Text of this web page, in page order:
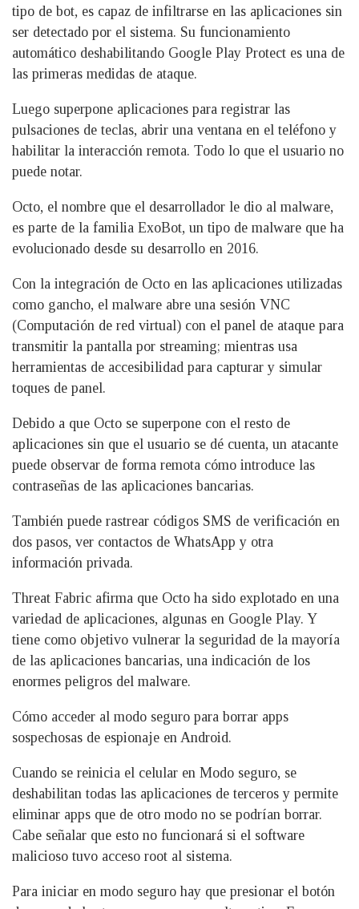
tipo de bot, es capaz de infiltrarse en las aplicaciones sin
ser detectado por el sistema. Su funcionamiento
automático deshabilitando Google Play Protect es una de
las primeras medidas de ataque.
Luego superpone aplicaciones para registrar las
pulsaciones de teclas, abrir una ventana en el teléfono y
habilitar la interacción remota. Todo lo que el usuario no
puede notar.
Octo, el nombre que el desarrollador le dio al malware,
es parte de la familia ExoBot, un tipo de malware que ha
evolucionado desde su desarrollo en 2016.
Con la integración de Octo en las aplicaciones utilizadas
como gancho, el malware abre una sesión VNC
(Computación de red virtual) con el panel de ataque para
transmitir la pantalla por streaming; mientras usa
herramientas de accesibilidad para capturar y simular
toques de panel.
Debido a que Octo se superpone con el resto de
aplicaciones sin que el usuario se dé cuenta, un atacante
puede observar de forma remota cómo introduce las
contraseñas de las aplicaciones bancarias.
También puede rastrear códigos SMS de verificación en
dos pasos, ver contactos de WhatsApp y otra
información privada.
Threat Fabric afirma que Octo ha sido explotado en una
variedad de aplicaciones, algunas en Google Play. Y
tiene como objetivo vulnerar la seguridad de la mayoría
de las aplicaciones bancarias, una indicación de los
enormes peligros del malware.
Cómo acceder al modo seguro para borrar apps
sospechosas de espionaje en Android.
Cuando se reinicia el celular en Modo seguro, se
deshabilitan todas las aplicaciones de terceros y permite
eliminar apps que de otro modo no se podrían borrar.
Cabe señalar que esto no funcionará si el software
malicioso tuvo acceso root al sistema.
Para iniciar en modo seguro hay que presionar el botón